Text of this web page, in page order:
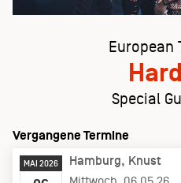
European
Special
Vergangene Termine
MAI 2026 Hamburg
Knust